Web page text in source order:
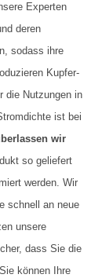
Experten
deren
sodass ihre
Kupfer-
die Nutzungen in
ist bei
wir
so geliefert
werden. Wir
schnell an neue
unsere
dass Sie die
können Ihre